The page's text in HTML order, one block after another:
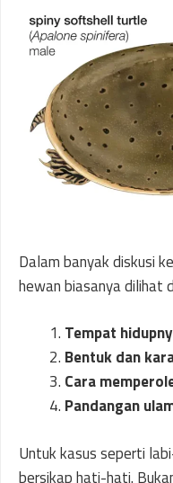
Dalam banyak diskusi
hewan biasanya dilihat
Tempat
Bentuk dan
Cara
Pandangan
Untuk kasus seperti
bersikap hati-hati.